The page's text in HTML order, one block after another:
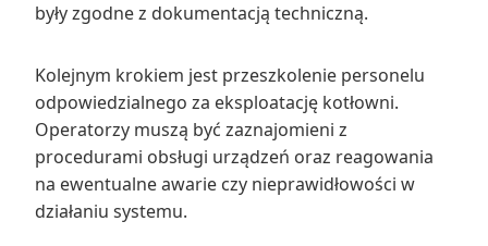
były zgodne z dokumentacją techniczną.
Kolejnym krokiem jest przeszkolenie personelu
odpowiedzialnego za eksploatację kotłowni.
Operatorzy muszą być zaznajomieni z
procedurami obsługi urządzeń oraz reagowania
na ewentualne awarie czy nieprawidłowości w
działaniu systemu.